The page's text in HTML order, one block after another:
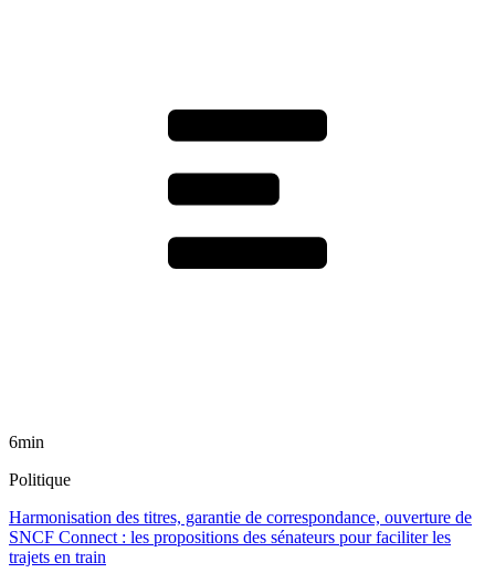
6min
Politique
Harmonisation des titres, garantie de correspondance, ouverture de
SNCF Connect : les propositions des sénateurs pour faciliter les
trajets en train